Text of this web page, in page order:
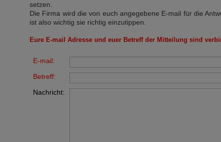
setzen.
Die Firma wird die von euch angegebene E-mail für die
ist also wichtig sie richtig einzutippen.
Eure E-mail Adresse und euer Betreff der Mitteilung sind
E-mail:
Betreff:
Nachricht: